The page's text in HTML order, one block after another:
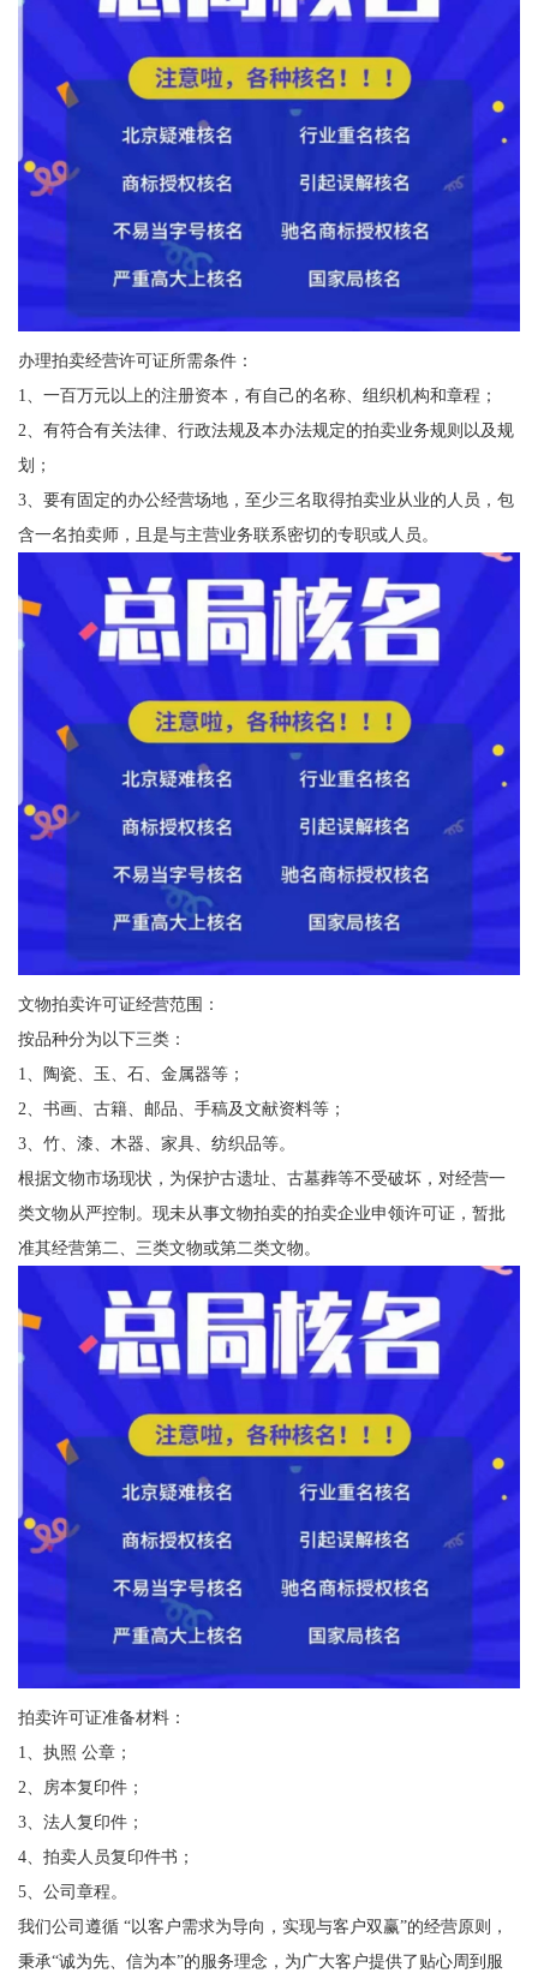
办理拍卖经营许可证所需条件：
1、一百万元以上的注册资本，有自己的名称、组织机构和章程；
2、有符合有关法律、行政法规及本办法规定的拍卖业务规则以及规
划；
3、要有固定的办公经营场地，至少三名取得拍卖业从业的人员，包
含一名拍卖师，且是与主营业务联系密切的专职或人员。
文物拍卖许可证经营范围：
按品种分为以下三类：
1、陶瓷、玉、石、金属器等；
2、书画、古籍、邮品、手稿及文献资料等；
3、竹、漆、木器、家具、纺织品等。
根据文物市场现状，为保护古遗址、古墓葬等不受破坏，对经营一
类文物从严控制。现未从事文物拍卖的拍卖企业申领许可证，暂批
准其经营第二、三类文物或第二类文物。
拍卖许可证准备材料：
1、执照 公章；
2、房本复印件；
3、法人复印件；
4、拍卖人员复印件书；
5、公司章程。
我们公司遵循 “以客户需求为导向，实现与客户双赢”的经营原则，
秉承“诚为先、信为本”的服务理念，为广大客户提供了贴心周到服